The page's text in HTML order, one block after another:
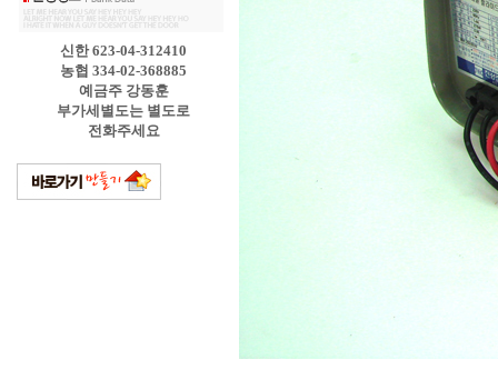
신한 623-04-312410
농협 334-02-368885
예금주 강동훈
부가세별도는 별도로
전화주세요